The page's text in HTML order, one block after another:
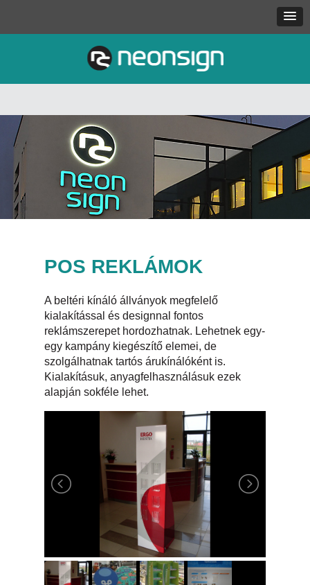
POS REKLÁMOK
A beltéri kínáló állványok megfelelő
kialakítással és designnal fontos
reklámszerepet hordozhatnak. Lehetnek egy-
egy kampány kiegészítő elemei, de
szolgálhatnak tartós árukínálóként is.
Kialakításuk, anyagfelhasználásuk ezek
alapján sokféle lehet.